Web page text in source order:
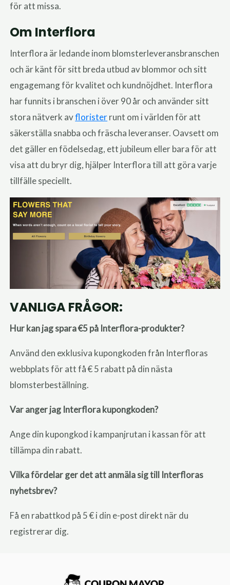
för att missa.
Om Interflora
Interflora är ledande inom blomsterleveransbranschen
och är känt för sitt breda utbud av blommor och sitt
engagemang för kvalitet och kundnöjdhet. Interflora
har funnits i branschen i över 90 år och använder sitt
stora nätverk avfloristerrunt om i världen för att
säkerställa snabba och fräscha leveranser. Oavsett om
det gäller en födelsedag, ett jubileum eller bara för att
visa att du bryr dig, hjälper Interflora till att göra varje
tillfälle speciellt.
VANLIGA FRÅGOR:
Hur kan jag spara €5 på Interflora-produkter?
Använd den exklusiva kupongkoden från Interfloras
webbplats för att få € 5 rabatt på din nästa
blomsterbeställning.
Var anger jag Interflora kupongkoden?
Ange din kupongkod i kampanjrutan i kassan för att
tillämpa din rabatt.
Vilka fördelar ger det att anmäla sig till Interfloras
nyhetsbrev?
Få en rabattkod på 5 € i din e-post direkt när du
registrerar dig.